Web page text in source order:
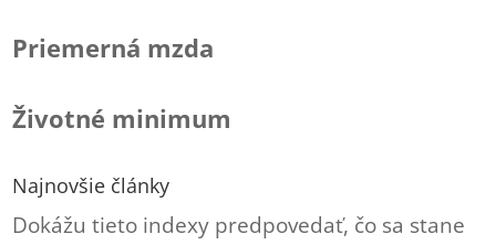
Priemerná mzda
Životné minimum
Najnovšie články
Dokážu tieto indexy predpovedať, čo sa stane